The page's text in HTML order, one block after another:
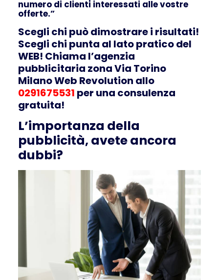
numero di clienti interessati alle vostre
offerte.”
Scegli chi può dimostrare i risultati!
Scegli chi punta al lato pratico del
WEB! Chiama l’agenzia
pubblicitaria zona Via Torino
Milano Web Revolution allo
0291675531 per una consulenza
gratuita!
L’importanza della
pubblicità, avete ancora
dubbi?